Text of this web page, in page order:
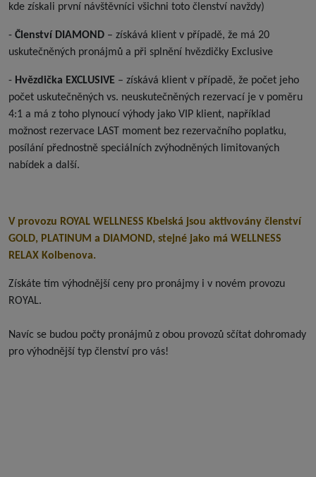
kde získali první návštěvníci všichni toto členství navždy)
- Členství DIAMOND – získává klient v případě, že má 20
uskutečněných pronájmů a při splnění hvězdičky Exclusive
- Hvězdička EXCLUSIVE – získává klient v případě, že počet jeho
počet uskutečněných vs. neuskutečněných rezervací je v poměru
4:1 a má z toho plynoucí výhody jako VIP klient, například
možnost rezervace LAST moment bez rezervačního poplatku,
posílání přednostně speciálních zvýhodněných limitovaných
nabídek a další.
V provozu ROYAL WELLNESS Kbelská jsou aktivovány členství
GOLD, PLATINUM a DIAMOND, stejné jako má WELLNESS
RELAX Kolbenova.
Získáte tím výhodnější ceny pro pronájmy i v novém provozu
ROYAL.
Navíc se budou počty pronájmů z obou provozů sčítat dohromady
pro výhodnější typ členství pro vás!